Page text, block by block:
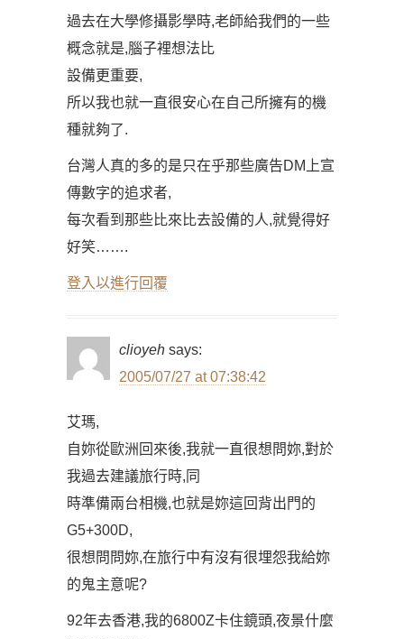
過去在大學修攝影學時,老師給我們的一些
概念就是,腦子裡想法比
設備更重要,
所以我也就一直很安心在自己所擁有的機
種就夠了.
台灣人真的多的是只在乎那些廣告DM上宣
傳數字的追求者,
每次看到那些比來比去設備的人,就覺得好
好笑…….
登入以進行回覆
clioyeh says:
2005/07/27 at 07:38:42
艾瑪,
自妳從歐洲回來後,我就一直很想問妳,對於
我過去建議旅行時,同
時準備兩台相機,也就是妳這回背出門的
G5+300D,
很想問問妳,在旅行中有沒有很埋怨我給妳
的鬼主意呢?
92年去香港,我的6800Z卡住鏡頭,夜景什麼